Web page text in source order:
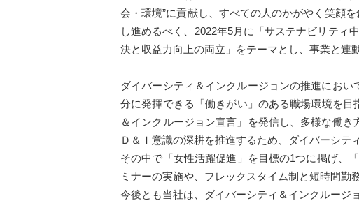
会・環境”に貢献し、すべての人のかがやく笑顔
し進めるべく、2022年5月に「サステナビリティ
決と収益力向上の両立」をテーマとし、事業と連
ダイバーシティ＆インクルージョンの推進にお
分に発揮できる「働きがい」のある職場環境を目
＆インクルージョン宣言」を発信し、多様な働
Ｄ＆Ｉ意識の深耕を推進するため、ダイバーシテ
その中で「女性活躍促進」を目標の1つに掲げ、
ミナーの実施や、フレックスタイム制と短時間勤
今後とも当社は、ダイバーシティ＆インクルージ